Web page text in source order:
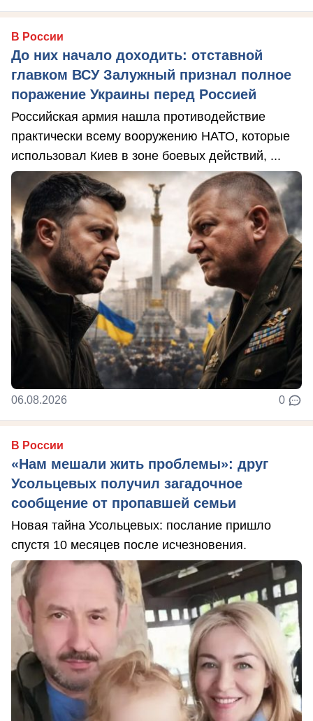
В России
До них начало доходить: отставной
главком ВСУ Залужный признал полное
поражение Украины перед Россией
Российская армия нашла противодействие
практически всему вооружению НАТО, которые
использовал Киев в зоне боевых действий, ...
06.08.2026 0
В России
«Нам мешали жить проблемы»: друг
Усольцевых получил загадочное
сообщение от пропавшей семьи
Новая тайна Усольцевых: послание пришло
спустя 10 месяцев после исчезновения.